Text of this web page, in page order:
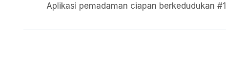
Aplikasi pemadaman ciapan berkedudukan #1